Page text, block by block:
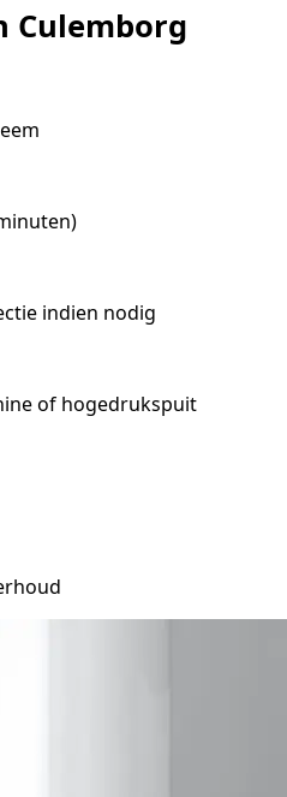
Culemborg
indien nodig
of hogedrukspuit